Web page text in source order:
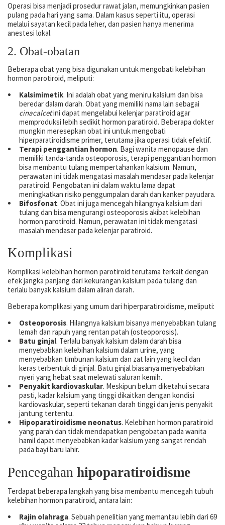
Operasi bisa menjadi prosedur rawat jalan, memungkinkan pasien
pulang pada hari yang sama. Dalam kasus seperti itu, operasi
melalui sayatan kecil pada leher, dan pasien hanya menerima
anestesi lokal.
2. Obat-obatan
Beberapa obat yang bisa digunakan untuk mengobati kelebihan
hormon parotiroid, meliputi:
Kalsimimetik. Ini adalah obat yang meniru kalsium dan bisa
beredar dalam darah. Obat yang memiliki nama lain sebagai
cinacalcetini dapat mengelabui kelenjar paratiroid agar
memproduksi lebih sedikit hormon paratiroid. Beberapa dokter
mungkin meresepkan obat ini untuk mengobati
hiperparatiroidisme primer, terutama jika operasi tidak efektif.
Terapi penggantian hormon. Bagi wanita menopause dan
memiliki tanda-tanda osteoporosis, terapi penggantian hormon
bisa membantu tulang mempertahankan kalsium. Namun,
perawatan ini tidak mengatasi masalah mendasar pada kelenjar
paratiroid. Pengobatan ini dalam waktu lama dapat
meningkatkan risiko penggumpalan darah dan kanker payudara.
Bifosfonat. Obat ini juga mencegah hilangnya kalsium dari
tulang dan bisa mengurangi osteoporosis akibat kelebihan
hormon parotiroid. Namun, perawatan ini tidak mengatasi
masalah mendasar pada kelenjar paratiroid.
Komplikasi
Komplikasi kelebihan hormon parotiroid terutama terkait dengan
efek jangka panjang dari kekurangan kalsium pada tulang dan
terlalu banyak kalsium dalam aliran darah.
Beberapa komplikasi yang umum dari hiperparatiroidisme, meliputi:
Osteoporosis. Hilangnya kalsium bisanya menyebabkan tulang
lemah dan rapuh yang rentan patah (osteoporosis).
Batu ginjal. Terlalu banyak kalsium dalam darah bisa
menyebabkan kelebihan kalsium dalam urine, yang
menyebabkan timbunan kalsium dan zat lain yang kecil dan
keras terbentuk di ginjal. Batu ginjal biasanya menyebabkan
nyeri yang hebat saat melewati saluran kemih.
Penyakit kardiovaskular. Meskipun belum diketahui secara
pasti, kadar kalsium yang tinggi dikaitkan dengan kondisi
kardiovaskular, seperti tekanan darah tinggi dan jenis penyakit
jantung tertentu.
Hipoparatiroidisme neonatus. Kelebihan hormon paratiroid
yang parah dan tidak mendapatkan pengobatan pada wanita
hamil dapat menyebabkan kadar kalsium yang sangat rendah
pada bayi baru lahir.
Pencegahan hipoparatiroidisme
Terdapat beberapa langkah yang bisa membantu mencegah tubuh
kelebihan hormon paratiroid, antara lain:
Rajin olahraga. Sebuah penelitian yang memantau lebih dari 69